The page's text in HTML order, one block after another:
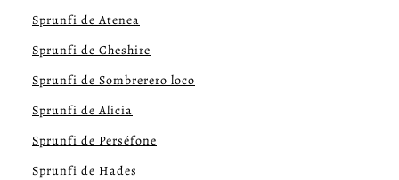
Sprunfi de Atenea
Sprunfi de Cheshire
Sprunfi de Sombrerero loco
Sprunfi de Alicia
Sprunfi de Perséfone
Sprunfi de Hades